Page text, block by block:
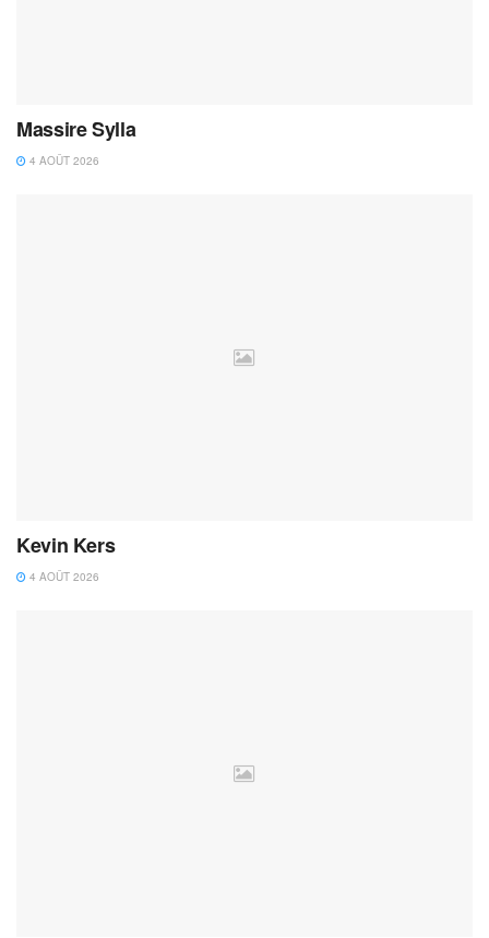
Massire Sylla
4 AOÛT 2026
Kevin Kers
4 AOÛT 2026